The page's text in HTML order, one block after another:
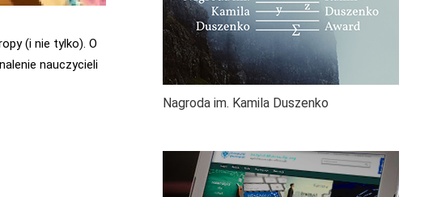
(i nie tylko). O
nauczycieli
Nagroda im. Kamila Duszenko